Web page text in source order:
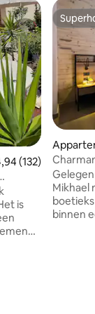
(132)
Mikhael
Mikhael
binnen